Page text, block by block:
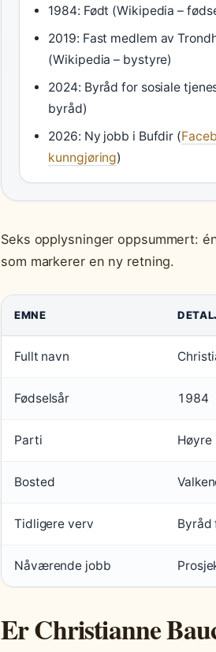
1984: Født (Wikipedia –
2019: Fast medlem av
(Wikipedia – bystyre)
2024: Byråd for sosiale
byråd)
2026: Ny jobb i Bufdir (
kunngjøring)
Seks opplysninger oppsummert:
som markerer en ny retning.
EMNE
Fullt navn
Fødselsår 1984
Parti Høyre
Bosted
Tidligere verv Byråd
Nåværende jobb
Er Christianne